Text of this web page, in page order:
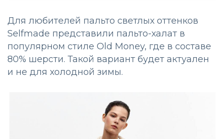
Для любителей пальто светлых оттенков
Selfmade представили пальто-халат в
популярном стиле Old Money, где в составе
80% шерсти. Такой вариант будет актуален
и не для холодной зимы.